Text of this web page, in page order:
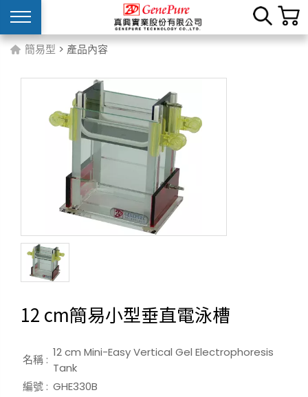
簡易型 > 產品內容
12 cm簡易小型垂直電泳槽
名稱 :
12 cm Mini-Easy Vertical Gel Electrophoresis
Tank
編號 : GHE330B